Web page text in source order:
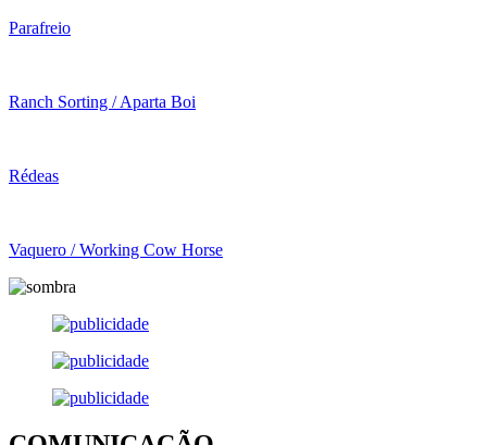
Parafreio
Ranch Sorting / Aparta Boi
Rédeas
Vaquero / Working Cow Horse